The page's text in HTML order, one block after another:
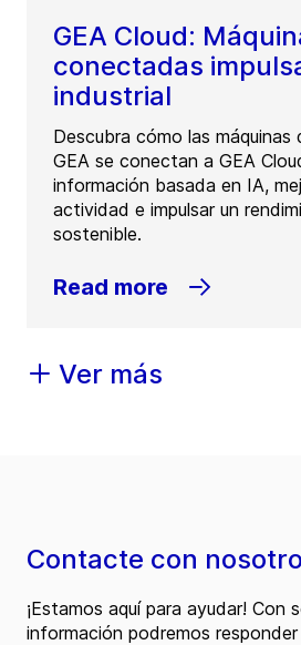
GEA Cloud:
conectadas
industrial
Descubra cómo las máquinas
GEA se conectan a GEA
información basada en IA,
actividad e impulsar un
sostenible.
Read more
Ver más
Contacte con
¡Estamos aquí para ayudar! Con
información podremos